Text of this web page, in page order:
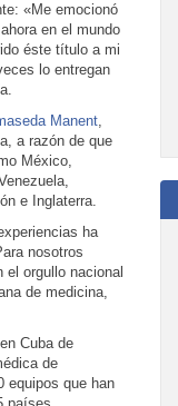
«Me emocionó
en el mundo
éste título a mi
lo entregan
Manent,
a razón de que
México,
e Inglaterra.
ha
nosotros
orgullo nacional
de medicina,
Cuba de
de
equipos que han